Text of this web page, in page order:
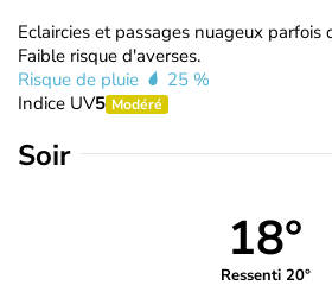
Eclaircies et passages nuageux parfois
Faible risque d'averses.
Risque de pluie
25 %
Indice UV5 Modéré
Soir
18°
Ressenti 20°